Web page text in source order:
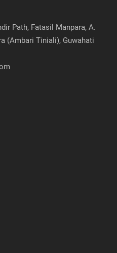
Path, Fatasil Manpara, A.
(Ambari Tiniali), Guwahati